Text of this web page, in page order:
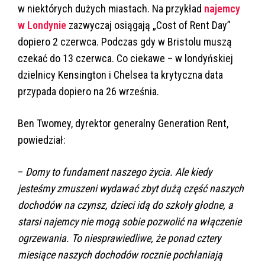
w niektórych dużych miastach. Na przykład najemcy
w Londynie zazwyczaj osiągają „Cost of Rent Day”
dopiero 2 czerwca. Podczas gdy w Bristolu muszą
czekać do 13 czerwca. Co ciekawe – w londyńskiej
dzielnicy Kensington i Chelsea ta krytyczna data
przypada dopiero na 26 września.
Ben Twomey, dyrektor generalny Generation Rent,
powiedział:
– Domy to fundament naszego życia. Ale kiedy
jesteśmy zmuszeni wydawać zbyt dużą część naszych
dochodów na czynsz, dzieci idą do szkoły głodne, a
starsi najemcy nie mogą sobie pozwolić na włączenie
ogrzewania. To niesprawiedliwe, że ponad cztery
miesiące naszych dochodów rocznie pochłaniają